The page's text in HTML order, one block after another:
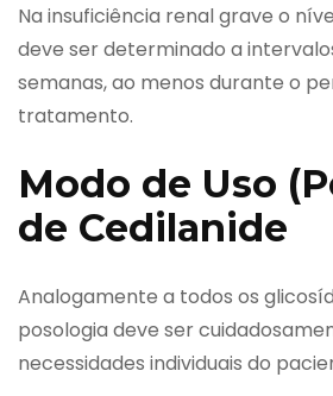
Na insuficiência renal grave o
deve ser determinado a
semanas, ao menos durante o
tratamento.
Modo de Uso
de Cedilanide
Analogamente a todos os
posologia deve ser
necessidades individuais do